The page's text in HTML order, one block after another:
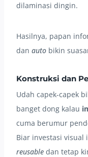
dilaminasi dingin.
Hasilnya, papan
dan auto bikin
Konstruksi dan
Udah capek-capek
banget dong kalau
cuma berumur
Biar investasi visual
reusable dan tetap